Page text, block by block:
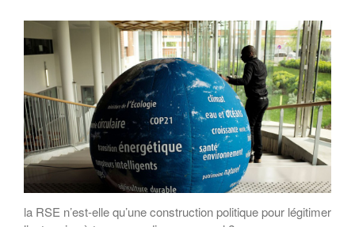
la RSE n’est-elle qu’une construction politique pour légitimer